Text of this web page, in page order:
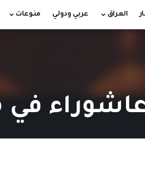
العراق عربي ودولي منوعات
في